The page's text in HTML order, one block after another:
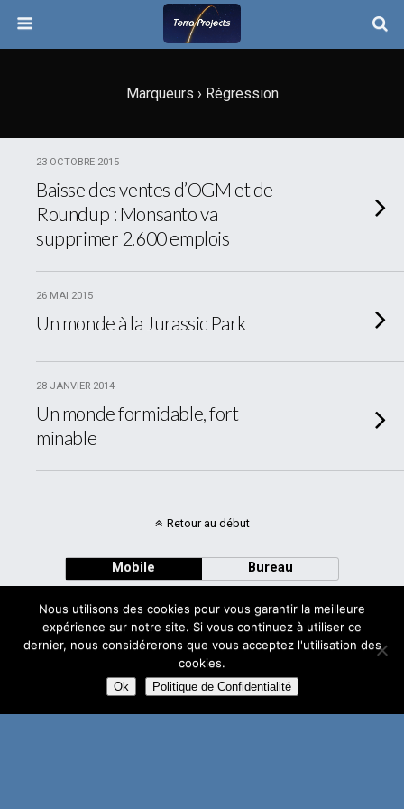
Marqueurs › Régression
23 OCTOBRE 2015
Baisse des ventes d’OGM et de
Roundup : Monsanto va
supprimer 2.600 emplois
26 MAI 2015
Un monde à la Jurassic Park
28 JANVIER 2014
Un monde formidable, fort
minable
Retour au début
Mobile Bureau
Avec
WPtouch Mobile Suite for WordPress
Nous utilisons des cookies pour vous garantir la meilleure
expérience sur notre site. Si vous continuez à utiliser ce
dernier, nous considérerons que vous acceptez l'utilisation des
cookies.
Ok Politique de Confidentialité